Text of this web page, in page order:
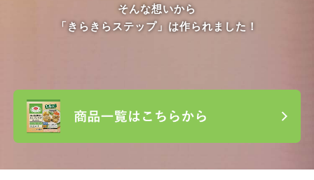
そんな想いから
「きらきらステップ」は作られました！